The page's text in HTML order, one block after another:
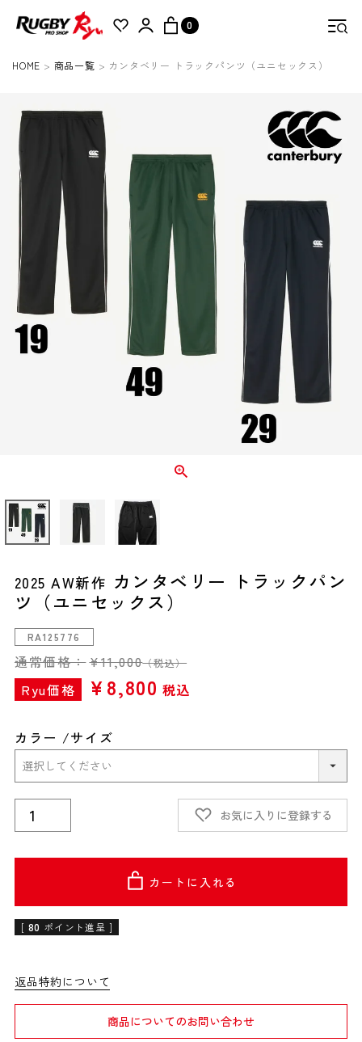
0
HOME 商品一覧 カンタベリー トラックパンツ（ユニセックス）
2025 AW新作 カンタベリー トラックパン
ツ（ユニセックス）
RA125776
通常価格：¥11,000（税込）
Ryu価格 ¥8,800 税込
カラー サイズ
お気に入りに登録する
カートに入れる
[ 80 ポイント進呈 ]
返品特約について
商品についてのお問い合わせ